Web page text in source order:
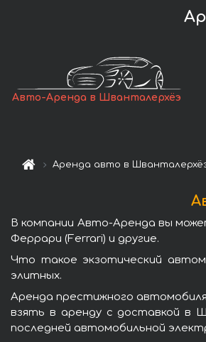
Авто-Аренда в Шванталерхёэ
Аренда авто в
В компании Авто-Аренда вы
Феррари (Ferrari) и другие.
Что такое экзотический
элитных.
Аренда престижного
взять в аренду с доставкой в
последней автомобильной